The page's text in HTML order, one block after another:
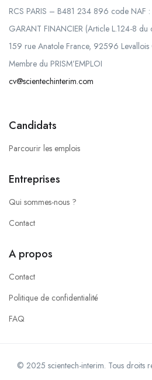
RCS PARIS – B481 234 896 code NAF
GARANT FINANCIER (Article L.124-8
159 rue Anatole France, 92596 Levallois
Membre du PRISM’EMPLOI
cv@scientechinterim.com
Candidats
Parcourir les emplois
Entreprises
Qui sommes-nous ?
Contact
A propos
Contact
Politique de confidentialité
FAQ
© 2025 scientech-interim. Tous droits